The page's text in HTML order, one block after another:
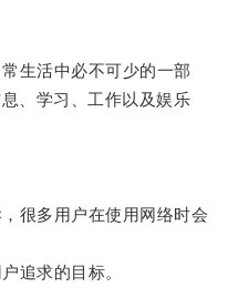
生活中必不可少的一部
、学习、工作以及娱乐
多用户在使用网络时会
求的目标。